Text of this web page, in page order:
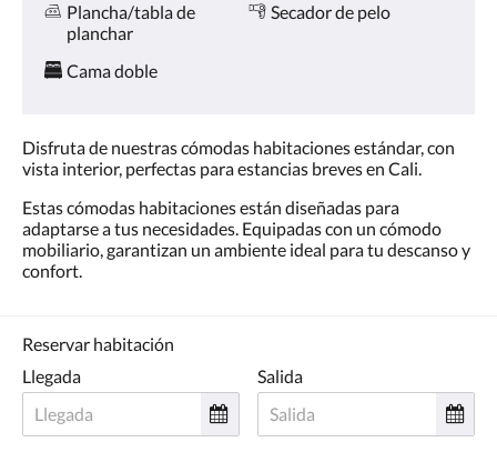
Plancha/tabla de
planchar
Secador de pelo
Cama doble
Disfruta de nuestras cómodas habitaciones estándar, con
vista interior, perfectas para estancias breves en Cali.
Estas cómodas habitaciones están diseñadas para
adaptarse a tus necesidades. Equipadas con un cómodo
mobiliario, garantizan un ambiente ideal para tu descanso y
confort.
Reservar habitación
Llegada
Salida